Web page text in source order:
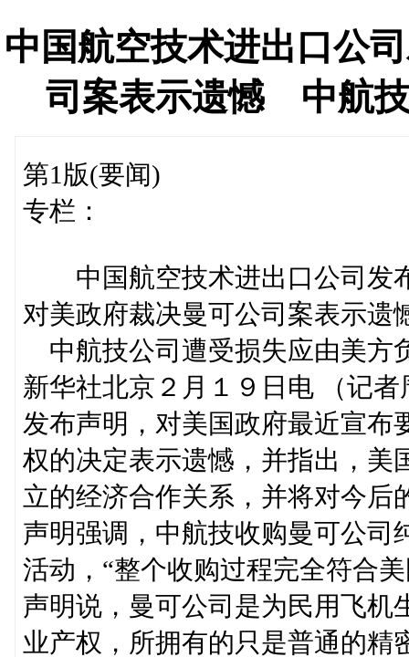
中国航空技术进出口公
司案表示遗憾 中航
第1版(要闻)
专栏：
中国航空技术进出口公司发
对美政府裁决曼可公司案表示遗
中航技公司遭受损失应由美方
新华社北京２月１９日电 （记
发布声明，对美国政府最近宣布
权的决定表示遗憾，并指出，美
立的经济合作关系，并将对今后
声明强调，中航技收购曼可公司
活动，“整个收购过程完全符合
声明说，曼可公司是为民用飞机
业产权，所拥有的只是普通的精